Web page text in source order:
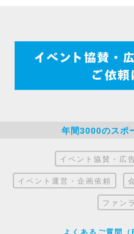
年間3000のスポ
イベント協賛・広
イベント運営・企画依頼
ファン
よくあるご質問